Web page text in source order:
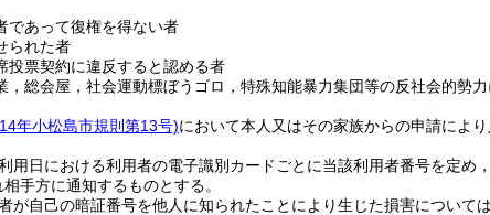
であって復権を得ない者
られた者
投票契約に違反すると認める者
，総会屋，社会運動標ぼうゴロ，特殊知能暴力集団等の反社会的勢
年小松島市規則第13号)において本人又はその家族からの申請によ
用日における利用者の電子識別カードごとに当該利用者番号を定め
手方に通知するものとする。
が自己の暗証番号を他人に知られたことにより生じた損害について